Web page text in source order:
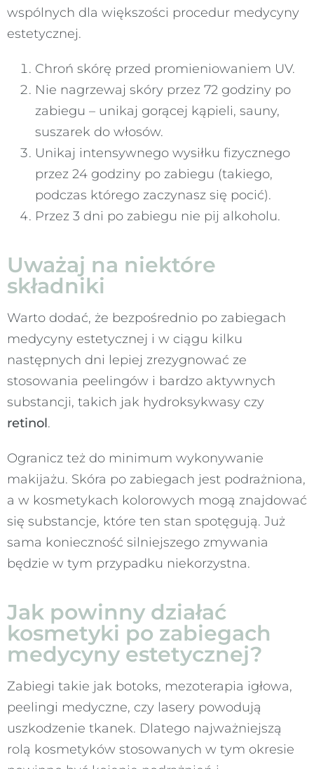
wspólnych dla większości procedur medycyny
estetycznej.
Chroń skórę przed promieniowaniem UV.
Nie nagrzewaj skóry przez 72 godziny po
zabiegu – unikaj gorącej kąpieli, sauny,
suszarek do włosów.
Unikaj intensywnego wysiłku fizycznego
przez 24 godziny po zabiegu (takiego,
podczas którego zaczynasz się pocić).
Przez 3 dni po zabiegu nie pij alkoholu.
Uważaj na niektóre
składniki
Warto dodać, że bezpośrednio po zabiegach
medycyny estetycznej i w ciągu kilku
następnych dni lepiej zrezygnować ze
stosowania peelingów i bardzo aktywnych
substancji, takich jak hydroksykwasy czy
retinol.
Ogranicz też do minimum wykonywanie
makijażu. Skóra po zabiegach jest podrażniona,
a w kosmetykach kolorowych mogą znajdować
się substancje, które ten stan spotęgują. Już
sama konieczność silniejszego zmywania
będzie w tym przypadku niekorzystna.
Jak powinny działać
kosmetyki po zabiegach
medycyny estetycznej?
Zabiegi takie jak botoks, mezoterapia igłowa,
peelingi medyczne, czy lasery powodują
uszkodzenie tkanek. Dlatego najważniejszą
rolą kosmetyków stosowanych w tym okresie